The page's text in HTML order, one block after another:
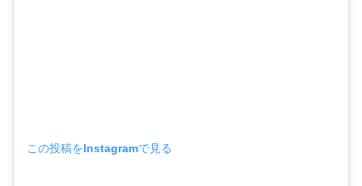
この投稿をInstagramで見る